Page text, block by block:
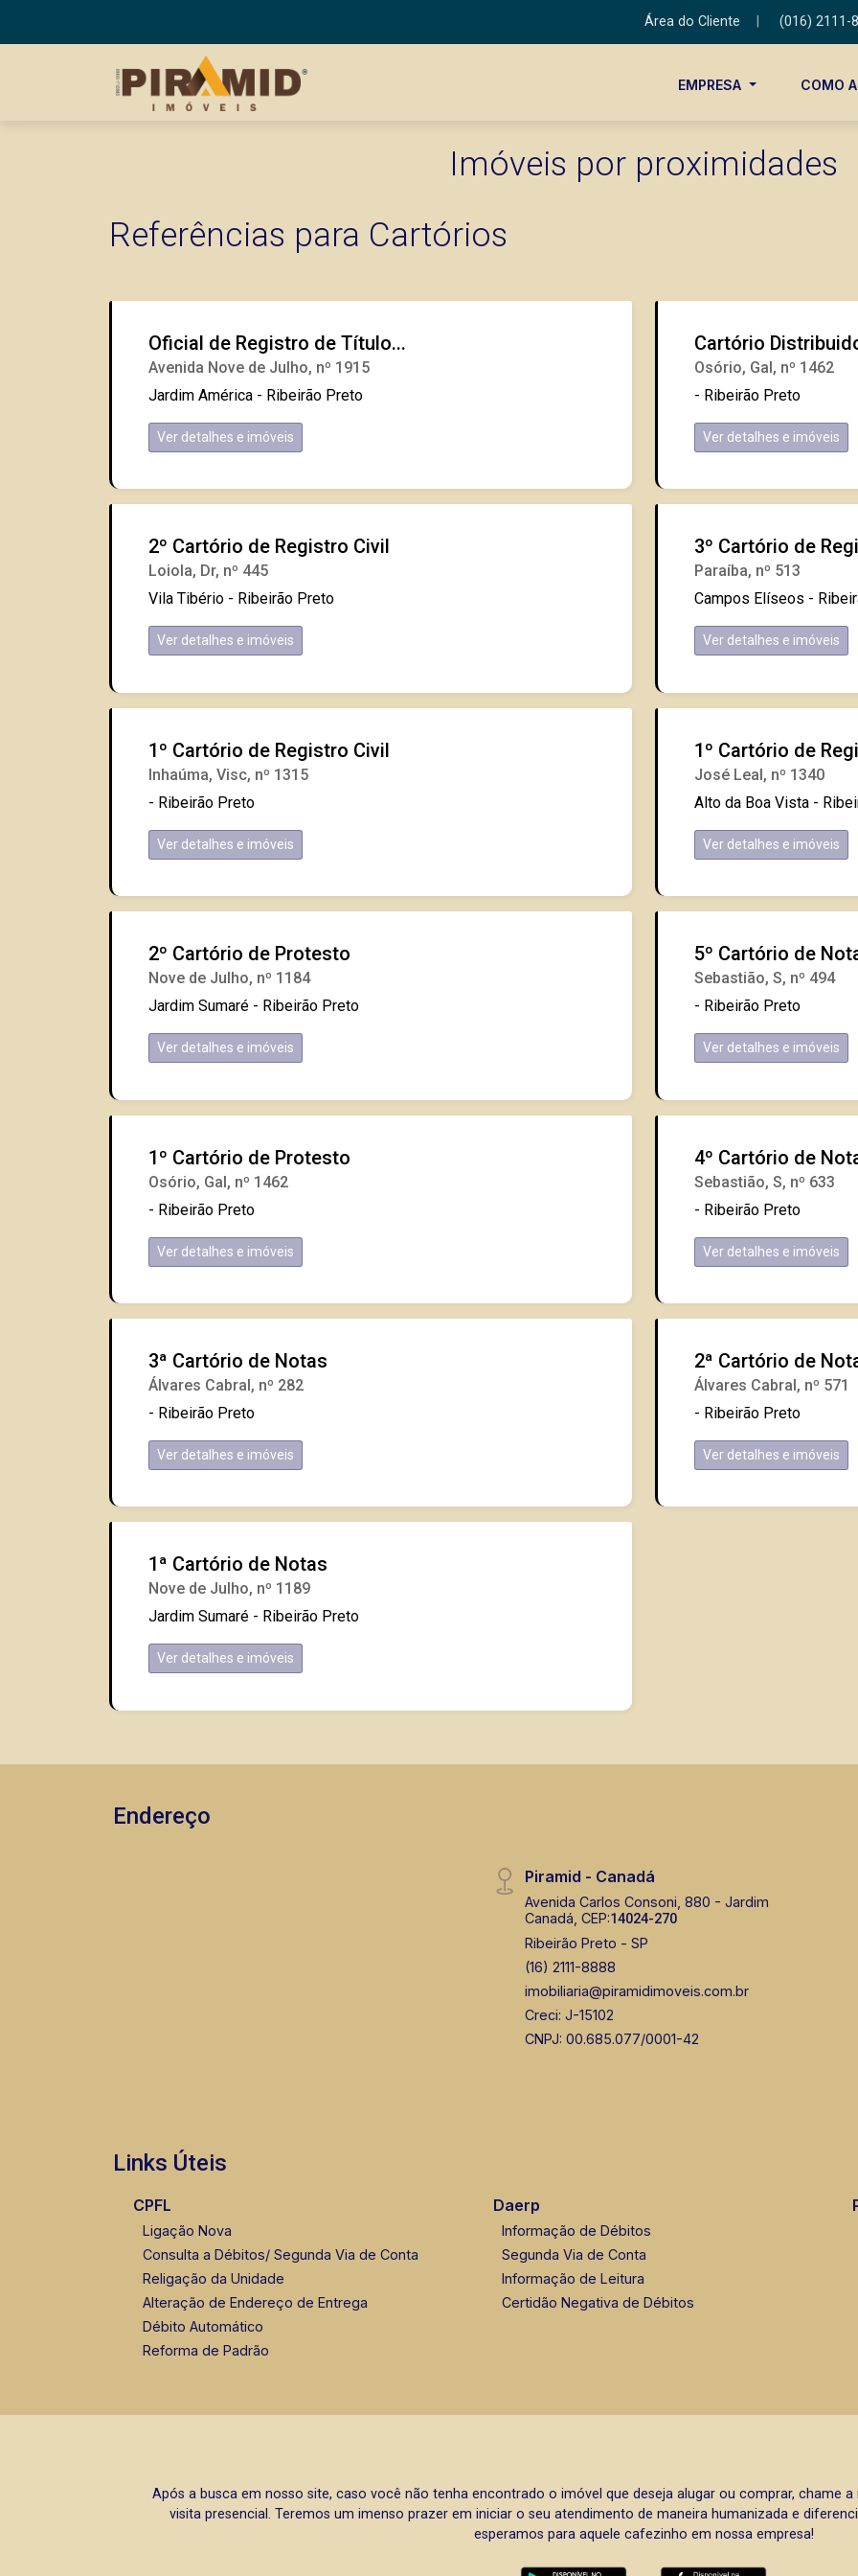
Área do Cliente (016) 2111-
EMPRESA COMO
Imóveis por proximidades
Referências para Cartórios
Oficial de Registro de Título...
Avenida Nove de Julho, nº 1915
Jardim América - Ribeirão Preto
Ver detalhes e imóveis
Cartório
Osório, Gal, nº 1462
- Ribeirão Preto
Ver detalhes e imóveis
2º Cartório de Registro Civil
Loiola, Dr, nº 445
Vila Tibério - Ribeirão Preto
Ver detalhes e imóveis
3º Cartório de
Paraíba, nº 513
Campos Elíseos -
Ver detalhes e imóveis
1º Cartório de Registro Civil
Inhaúma, Visc, nº 1315
- Ribeirão Preto
Ver detalhes e imóveis
1º Cartório de
José Leal, nº 1340
Alto da Boa Vista -
Ver detalhes e imóveis
2º Cartório de Protesto
Nove de Julho, nº 1184
Jardim Sumaré - Ribeirão Preto
Ver detalhes e imóveis
5º Cartório de
Sebastião, S, nº 494
- Ribeirão Preto
Ver detalhes e imóveis
1º Cartório de Protesto
Osório, Gal, nº 1462
- Ribeirão Preto
Ver detalhes e imóveis
4º Cartório de
Sebastião, S, nº 633
- Ribeirão Preto
Ver detalhes e imóveis
3ª Cartório de Notas
Álvares Cabral, nº 282
- Ribeirão Preto
Ver detalhes e imóveis
2ª Cartório de
Álvares Cabral, nº 571
- Ribeirão Preto
Ver detalhes e imóveis
1ª Cartório de Notas
Nove de Julho, nº 1189
Jardim Sumaré - Ribeirão Preto
Ver detalhes e imóveis
Endereço
Piramid - Canadá
Avenida Carlos Consoni, 880 - Jardim
Canadá, CEP:14024-270
Ribeirão Preto - SP
(16) 2111-8888
imobiliaria@piramidimoveis.com.br
Creci: J-15102
CNPJ: 00.685.077/0001-42
Links Úteis
CPFL
Ligação Nova
Consulta a Débitos/ Segunda Via de Conta
Religação da Unidade
Alteração de Endereço de Entrega
Débito Automático
Reforma de Padrão
Daerp
Informação de Débitos
Segunda Via de Conta
Informação de Leitura
Certidão Negativa de Débitos
Após a busca em nosso site, caso você não tenha encontrado o imóvel que deseja alugar ou comprar, chame
visita presencial. Teremos um imenso prazer em iniciar o seu atendimento de maneira humanizada e
esperamos para aquele cafezinho em nossa empresa!